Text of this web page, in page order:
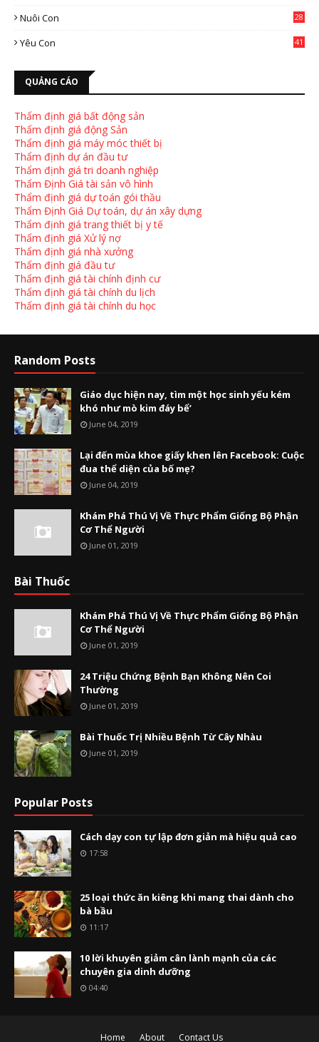
Nuôi Con
28
Yêu Con
41
QUẢNG CÁO
Thẩm định giá bất động sản
Thẩm định giá động Sản
Thẩm định giá máy móc thiết bị
Thẩm định dự án đầu tư
Thẩm định giá tri doanh nghiệp
Thẩm Định Giá tài sản vô hình
Thẩm định giá dự toán gói thầu
Thẩm Định Giá Dự toán, dự án xây dựng
Thẩm định giá trang thiết bị y tế
Thẩm định giá Xử lý nợ
Thẩm định giá nhà xưởng
Thẩm định giá đầu tư
Thẩm định giá tài chính định cư
Thẩm định giá tài chính du lịch
Thẩm định giá tài chính du học
Random Posts
Giáo dục hiện nay, tìm một học sinh yếu kém
khó như mò kim đáy bể’
June 04, 2019
Lại đến mùa khoe giấy khen lên Facebook: Cuộc
đua thể diện của bố mẹ?
June 04, 2019
Khám Phá Thú Vị Về Thực Phẩm Giống Bộ Phận
Cơ Thể Người
June 01, 2019
Bài Thuốc
Khám Phá Thú Vị Về Thực Phẩm Giống Bộ Phận
Cơ Thể Người
June 01, 2019
24 Triệu Chứng Bệnh Bạn Không Nên Coi
Thường
June 01, 2019
Bài Thuốc Trị Nhiều Bệnh Từ Cây Nhàu
June 01, 2019
Popular Posts
Cách dạy con tự lập đơn giản mà hiệu quả cao
17:58
25 loại thức ăn kiêng khi mang thai dành cho
bà bầu
11:17
10 lời khuyên giảm cân lành mạnh của các
chuyên gia dinh dưỡng
04:40
Home About Contact Us